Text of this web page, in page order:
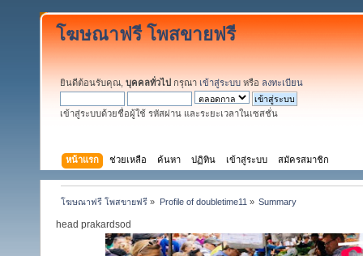
โฆษณาฟรี โพสขายฟรี
ยินดีต้อนรับคุณ, บุคคลทั่วไป กรุณา เข้าสู่ระบบ หรือ ลงทะเบียน
เข้าสู่ระบบด้วยชื่อผู้ใช้ รหัสผ่าน และระยะเวลาในเซสชั่น
หน้าแรก ช่วยเหลือ ค้นหา ปฏิทิน เข้าสู่ระบบ สมัครสมาชิก
โฆษณาฟรี โพสขายฟรี » Profile of doubletime11 » Summary
head prakardsod